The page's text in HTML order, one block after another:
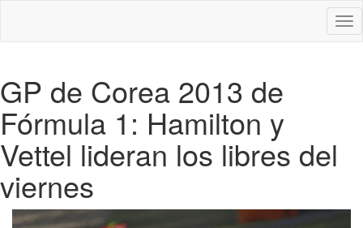
GP de Corea 2013 de
Fórmula 1: Hamilton y
Vettel lideran los libres del
viernes